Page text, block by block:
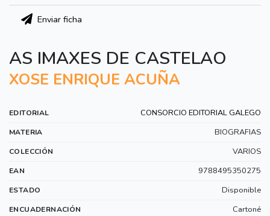
Enviar ficha
AS IMAXES DE CASTELAO
XOSE ENRIQUE ACUÑA
EDITORIAL CONSORCIO EDITORIAL GALEGO
MATERIA BIOGRAFIAS
COLECCIÓN VARIOS
EAN 9788495350275
ESTADO Disponible
ENCUADERNACIÓN Cartoné